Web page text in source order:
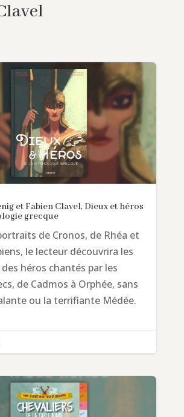
et Fabien Clavel, Dieux et héros
grecque
de Cronos, de Rhéa et
le lecteur découvrira les
héros chantés par les
de Cadmos à Orphée, sans
ou la terrifiante Médée.